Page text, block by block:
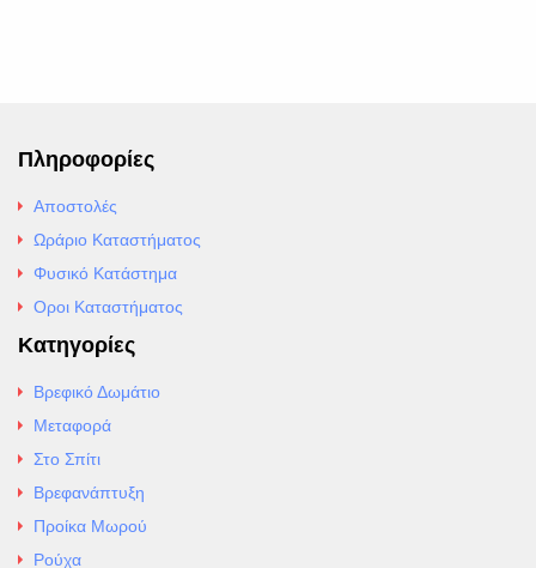
Πληροφορίες
Αποστολές
Ωράριο Καταστήματος
Φυσικό Κατάστημα
Οροι Καταστήματος
Κατηγορίες
Βρεφικό Δωμάτιο
Μεταφορά
Στο Σπίτι
Βρεφανάπτυξη
Προίκα Μωρού
Ρούχα